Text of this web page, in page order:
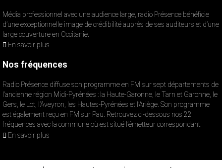
Média professionnel avec une audience large, radio Présence bénéficie
d’une exceptionnelle image de crédibilité auprès de ses auditeurs et d’une
large couverture en Occitanie.
En savoir plus
Nos fréquences
Radio Présence diffuse son programme en FM sur sept départements de
l’ancienne région Midi-Pyrénées : la Haute-Garonne, le Tarn et Garonne, le
Gers, le Lot, l’Aveyron, les Hautes-Pyrénées et l’Ariège. Son programme
est également reçu en FM sur Pau. Retrouvez ci-dessous nos 22
fréquences avec la commune où est situé l’émetteur correspondant.
En savoir plus